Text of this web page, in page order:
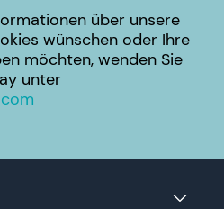
über unsere
wünschen oder Ihre
möchten, wenden Sie
unter